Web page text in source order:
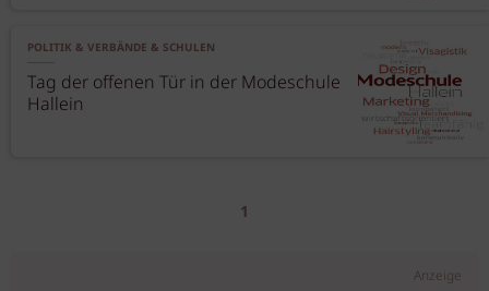
POLITIK & VERBÄNDE & SCHULEN
Tag der offenen Tür in der Modeschule
Hallein
1
Anzeige